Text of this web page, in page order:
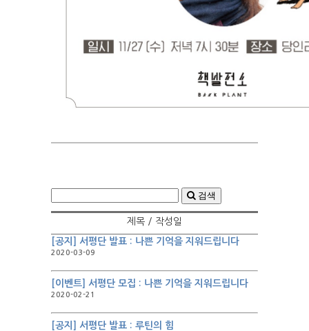
검색
제목 / 작성일
[공지] 서평단 발표 : 나쁜 기억을 지워드립니다
2020-03-09
[이벤트] 서평단 모집 : 나쁜 기억을 지워드립니다
2020-02-21
[공지] 서평단 발표 : 루틴의 힘